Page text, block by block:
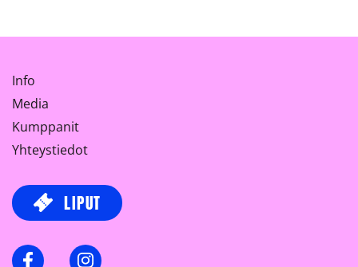
Info
Media
Kumppanit
Yhteystiedot
LIPUT
FacebookInstagram